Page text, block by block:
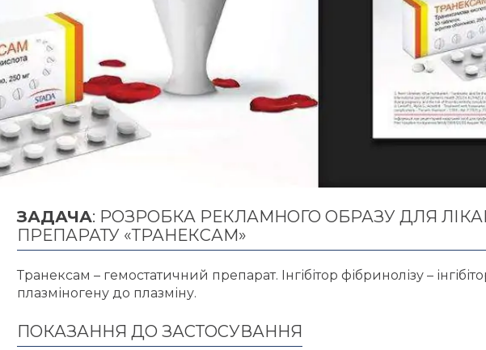
ЗАДАЧА: РОЗРОБКА РЕКЛАМНОГО ОБРАЗУ ДЛЯ
ПРЕПАРАТУ «ТРАНЕКСАМ»
Транексам – гемостатичний препарат. Інгібітор фібринолізу –
плазміногену до плазміну.
ПОКАЗАННЯ ДО ЗАСТОСУВАННЯ